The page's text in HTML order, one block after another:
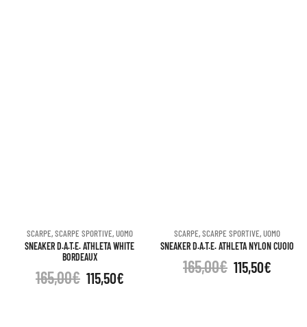
SCARPE,SCARPE SPORTIVE,UOMO
SNEAKER D.A.T.E. ATHLETA WHITE
BORDEAUX
165,00€ 115,50€
SCARPE,SCARPE SPORTIVE,UOMO
SNEAKER D.A.T.E. ATHLETA NYLON CUOIO
165,00€ 115,50€